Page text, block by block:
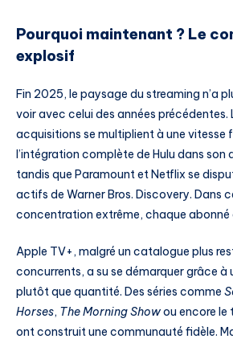
Pourquoi maintenant ? Le
explosif
Fin 2025, le paysage du streaming n’a
voir avec celui des années précédentes.
acquisitions se multiplient à une vitesse
l’intégration complète de Hulu dans son
tandis que Paramount et Netflix se
actifs de Warner Bros. Discovery. Dans
concentration extrême, chaque
Apple TV+, malgré un catalogue plus
concurrents, a su se démarquer grâce à
plutôt que quantité. Des séries comme
Horses, The Morning Showou encore le
ont construit une communauté fidèle.